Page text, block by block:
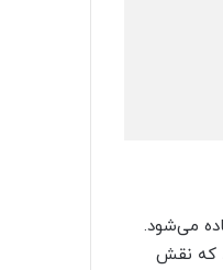
می‌شود.
که نقش